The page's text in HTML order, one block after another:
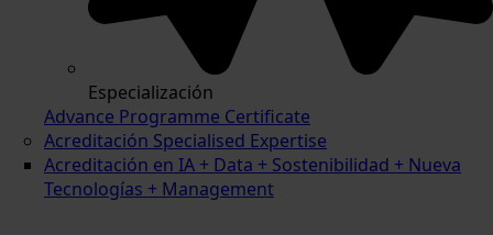
Especialización
Advance Programme Certificate
Acreditación Specialised Expertise
Acreditación en IA + Data + Sostenibilidad + Nueva
Tecnologías + Management